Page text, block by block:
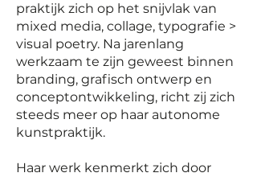
praktijk zich op het snijvlak van
mixed media, collage, typografie >
visual poetry. Na jarenlang
werkzaam te zijn geweest binnen
branding, grafisch ontwerp en
conceptontwikkeling, richt zij zich
steeds meer op haar autonome
kunstpraktijk.
Haar werk kenmerkt zich door